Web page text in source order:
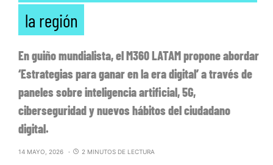
la región
En guiño mundialista, el M360 LATAM propone abordar
‘Estrategias para ganar en la era digital’ a través de
paneles sobre inteligencia artificial, 5G,
ciberseguridad y nuevos hábitos del ciudadano
digital.
14 MAYO, 2026 2 MINUTOS DE LECTURA